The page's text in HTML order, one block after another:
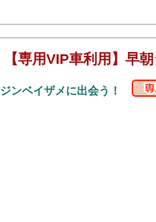
【専用VIP車利用】早
ジンベイザメに出会う！